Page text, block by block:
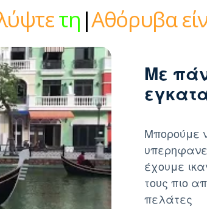
την ήρεμη|
Με
Μπορούμε
έχουμε
τους πιο
πελάτες